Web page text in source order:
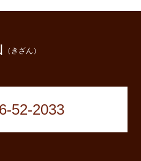
（きざん）
52-2033